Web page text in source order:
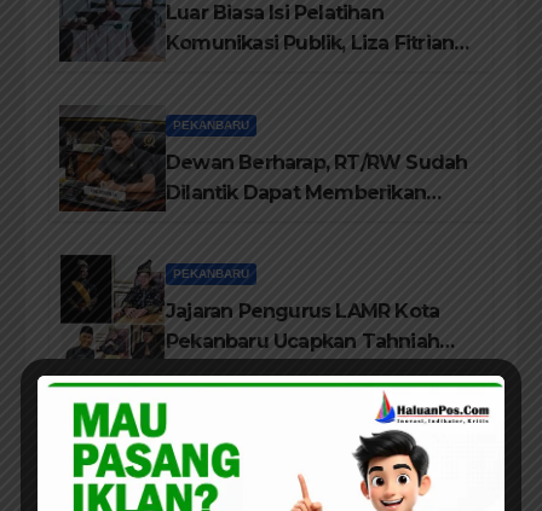
Luar Biasa Isi Pelatihan
Komunikasi Publik, Liza Fitriani
PEKANBARU
Dewan Berharap, RT/RW Sudah
Dilantik Dapat Memberikan
PEKANBARU
Jajaran Pengurus LAMR Kota
Pekanbaru Ucapkan Tahniah
Hari Jadi Provinsi Riau Ke-69
Tahun
Wali Kota Agung Nugroho
Dorong Semangat Green City